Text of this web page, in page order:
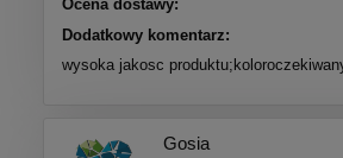
Ocena dostawy:
Dodatkowy komentarz:
wysoka jakosc
Gosia